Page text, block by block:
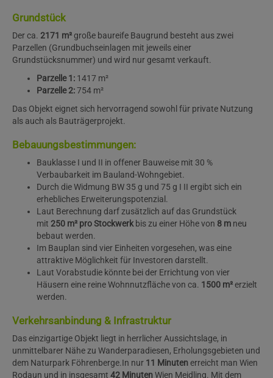
Grundstück
Der ca. 2171 m²große baureife Baugrund besteht aus zwei
Parzellen (Grundbuchseinlagen mit jeweils einer
Grundstücksnummer) und wird nur gesamt verkauft.
Parzelle 1: 1417 m²
Parzelle 2:754 m²
Das Objekt eignet sich hervorragend sowohl für private Nutzung
als auch als Bauträgerprojekt.
Bebauungsbestimmungen:
Bauklasse I und II in offener Bauweise mit 30 %
Verbaubarkeit im Bauland-Wohngebiet.
Durch die Widmung BW 35 g und 75 g I II ergibt sich ein
erhebliches Erweiterungspotenzial.
Laut Berechnung darf zusätzlich auf das Grundstück
mit 250 m² pro Stockwerk bis zu einer Höhe von 8 m neu
bebaut werden.
Im Bauplan sind vier Einheiten vorgesehen, was eine
attraktive Möglichkeit für Investoren darstellt.
Laut Vorabstudie könnte bei der Errichtung von vier
Häusern eine reine Wohnnutzfläche von ca. 1500 m²erzielt
werden.
Verkehrsanbindung & Infrastruktur
Das einzigartige Objekt liegt in herrlicher Aussichtslage, in
unmittelbarer Nähe zu Wanderparadiesen, Erholungsgebieten und
dem Naturpark Föhrenberge.In nur 11 Minutenerreicht man Wien
Rodaun und in insgesamt 42 MinutenWien Meidling. Mit dem